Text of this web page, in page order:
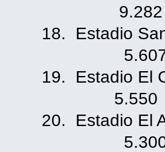
9.282
18.
19.
5.550
20.